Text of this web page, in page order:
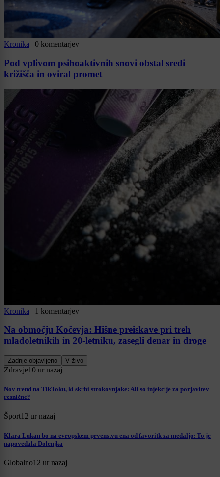
Kronika | 0 komentarjev
Pod vplivom psihoaktivnih snovi obstal sredi
križišča in oviral promet
Kronika | 1 komentarjev
Na območju Kočevja: Hišne preiskave pri treh
mladoletnikih in 20-letniku, zasegli denar in droge
Zadnje objavljeno V živo
Zdravje10 ur nazaj
Nov trend na TikToku, ki skrbi strokovnjake: Ali so injekcije za porjavitev
resnične?
Šport12 ur nazaj
Klara Lukan bo na evropskem prvenstvu ena od favoritk za medaljo: To je
napovedala Dolenjka
Globalno12 ur nazaj